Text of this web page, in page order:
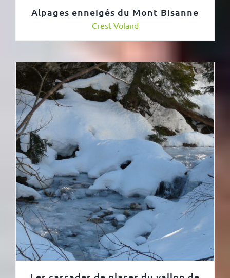
Alpages enneigés du Mont Bisanne
Crest Voland